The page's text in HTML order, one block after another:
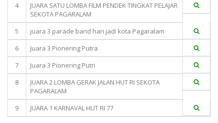
4
JUARA SATU LOMBA FILM PENDEK TINGKAT PELAJAR
SEKOTA PAGARALAM
5
juara 3 parade band hari jadi kota Pagaralam
6
Juara 3 Pionering Putra
7
Juara 3 Pionering Putri
8
JUARA 2 LOMBA GERAK JALAN HUT RI SEKOTA
PAGARALAM
9
JUARA 1 KARNAVAL HUT RI 77